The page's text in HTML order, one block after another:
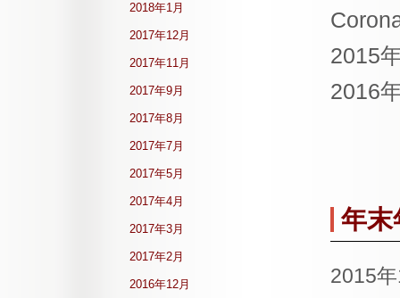
2015
2016
年末
2015
2018年1月
2017年12月
2017年11月
2017年9月
2017年8月
2017年7月
2017年5月
2017年4月
2017年3月
2017年2月
2016年12月